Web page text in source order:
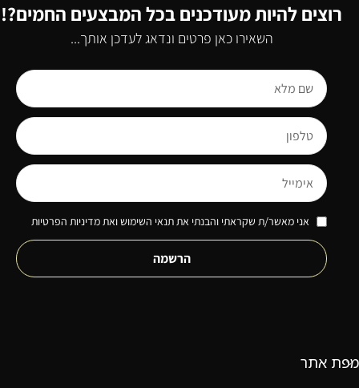
רוצים להיות מעודכנים בכל המבצעים החמים?!
השאירו כאן פרטים ונדאג לעדכן אותך...
אני מאשר/ת שקראתי והבנתי את תנאי השימוש ואת מדיניות הפרטיות
הרשמה
מפת אתר